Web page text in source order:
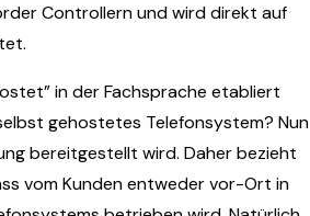
Controllern und wird direkt auf
in der Fachsprache etabliert
gehostetes Telefonsystem? Nun
bereitgestellt wird. Daher bezieht
vom Kunden entweder vor-Ort in